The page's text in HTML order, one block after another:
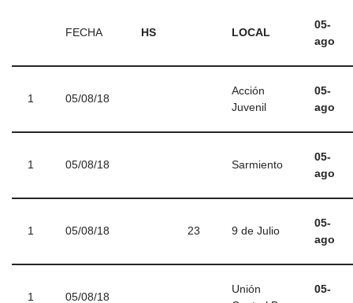
FECHA HS LOCAL
05-
ago
1 05/08/18
Acción
Juvenil
05-
ago
1 05/08/18 Sarmiento
05-
ago
1 05/08/18 23 9 de Julio
05-
ago
1 05/08/18
Unión
05-